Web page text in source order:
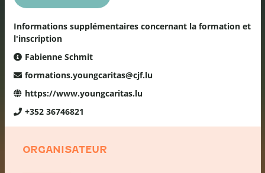
Informations supplémentaires concernant la formation et
l'inscription
Fabienne Schmit
formations.youngcaritas@cjf.lu
https://www.youngcaritas.lu
+352 36746821
ORGANISATEUR